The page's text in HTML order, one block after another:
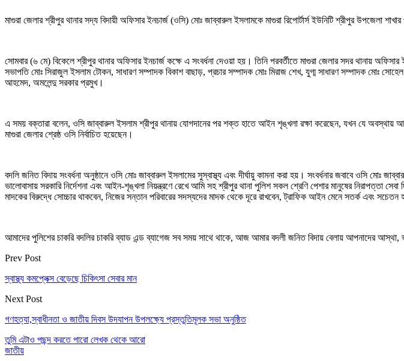
মাগুরা জেলার শ্রীপুর থানার সদ্য বিদায়ী অফিসার ইনচার্জ (ওসি) মোঃ জাব্বারুল ইসলামকে মাগুরা রিপোর্টার্স ইউনিটি শ্রীপুর উপজেলা শাখার
সোমবার (৬ মে) বিকেলে শ্রীপুর থানার অফিসার ইনচার্জ কক্ষে এ সংবর্ধনা দেওয়া হয়। তিনি পরবর্তীতে মাগুরা জেলার সদর থানায়
সভাপতি মোঃ সিরাজুল ইসলাম টোকন, সাধারণ সম্পাদক বিকাশ বাছাড়, প্রচার সম্পাদক মোঃ মিরাজ শেখ, যুগ্ম সাধারণ সম্পাদক মোঃ
আহমেদ, অমলেন্দু সরকার প্রমুখ।
এ সময় বক্তারা বলেন, ওসি জাব্বারুল ইসলাম শ্রীপুর থানায় যোগদানের পর শক্ত হাতে আইন শৃঙ্খলা রক্ষা করেছেন, যখন যে অবস্থায়
মাগুরা জেলার শ্রেষ্ঠ ওসি নির্বাচিত হয়েছেন।
বদলি জনিত বিদায় সংবর্ধনা অনুষ্ঠানে ওসি মোঃ জাব্বারুল ইসলামের সুস্বাস্থ্য এবং দীর্ঘায়ু কামনা করা হয়। সংবর্ধনার জবাবে ওসি মোঃ
ভালোবাসায় সরকারি নির্দেশনা এবং আইন-শৃঙ্খলা নিয়ন্ত্রণে রেখে আমি সহ শ্রীপুর থানা পুলিশ সকল শ্রেণি পেশার মানুষের নিরাপত্তা
মাদকের বিরুদ্ধে সোচ্চার থাকবেন, নিজের সন্তান পরিবারের সদস্যদের মাদক থেকে দূরে রাখবেন, ট্রাফিক আইন মেনে সতর্ক এবং
আমাদের পুলিশের চাকরি বদলির চাকরি ব্যাড এন্ড ব্যাগেজ সব সময় সাথে থাকে, আজ আমার বদলী জনিত বিদায় বেলায় আপনাদের
Prev Post
স্বাস্থ্য কমপ্লেক্স বেড়েছে চিকিৎসা সেবার মান
Next Post
গণহত্যা,স্বাধীনতা ও জাতীয় দিবস উদযাপন উপলক্ষ্যে প্রস্তুতিমূলক সভা অনুষ্ঠিত
তুমি এটাও পছন্দ করতে পারো লেখক থেকে আরো
জাতীয়